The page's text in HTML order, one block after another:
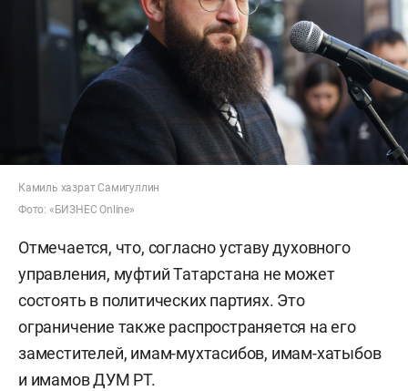
Камиль хазрат Самигуллин
Фото: «БИЗНЕС Online»
Отмечается, что, согласно уставу духовного
управления, муфтий Татарстана не может
состоять в политических партиях. Это
ограничение также распространяется на его
заместителей, имам-мухтасибов, имам-хатыбов
и имамов ДУМ РТ.